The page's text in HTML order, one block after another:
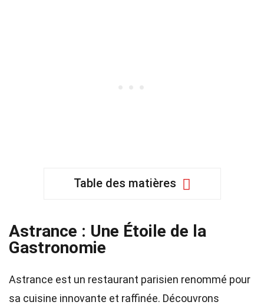
Table des matières
Astrance : Une Étoile de la
Gastronomie
Astrance est un restaurant parisien renommé pour
sa cuisine innovante et raffinée. Découvrons